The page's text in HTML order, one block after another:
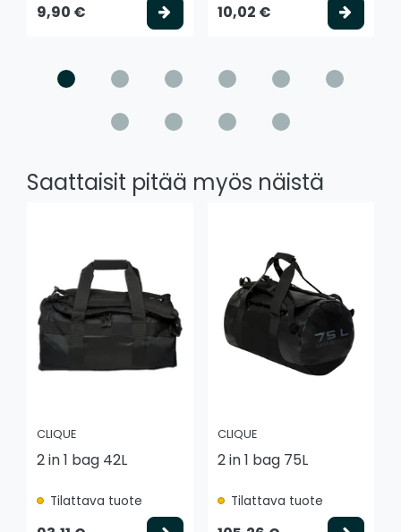
9,90 € Valitse vaihtoehto
10,02 €
Saattaisit pitää myös näistä
CLIQUE
2 in 1 bag 42L
Tilattava tuote
CLIQUE
2 in 1 bag 75L
Tilattava tuote